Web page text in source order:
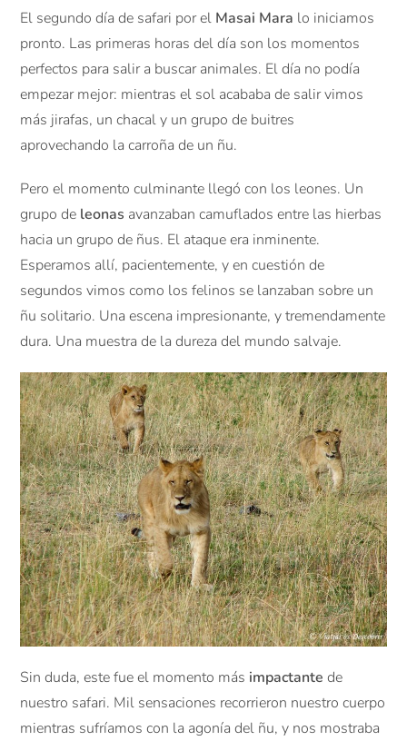
El segundo día de safari por el Masai Mara lo iniciamos
pronto. Las primeras horas del día son los momentos
perfectos para salir a buscar animales. El día no podía
empezar mejor: mientras el sol acababa de salir vimos
más jirafas, un chacal y un grupo de buitres
aprovechando la carroña de un ñu.
Pero el momento culminante llegó con los leones. Un
grupo de leonas avanzaban camuflados entre las hierbas
hacia un grupo de ñus. El ataque era inminente.
Esperamos allí, pacientemente, y en cuestión de
segundos vimos como los felinos se lanzaban sobre un
ñu solitario. Una escena impresionante, y tremendamente
dura. Una muestra de la dureza del mundo salvaje.
Sin duda, este fue el momento más impactante de
nuestro safari. Mil sensaciones recorrieron nuestro cuerpo
mientras sufríamos con la agonía del ñu, y nos mostraba